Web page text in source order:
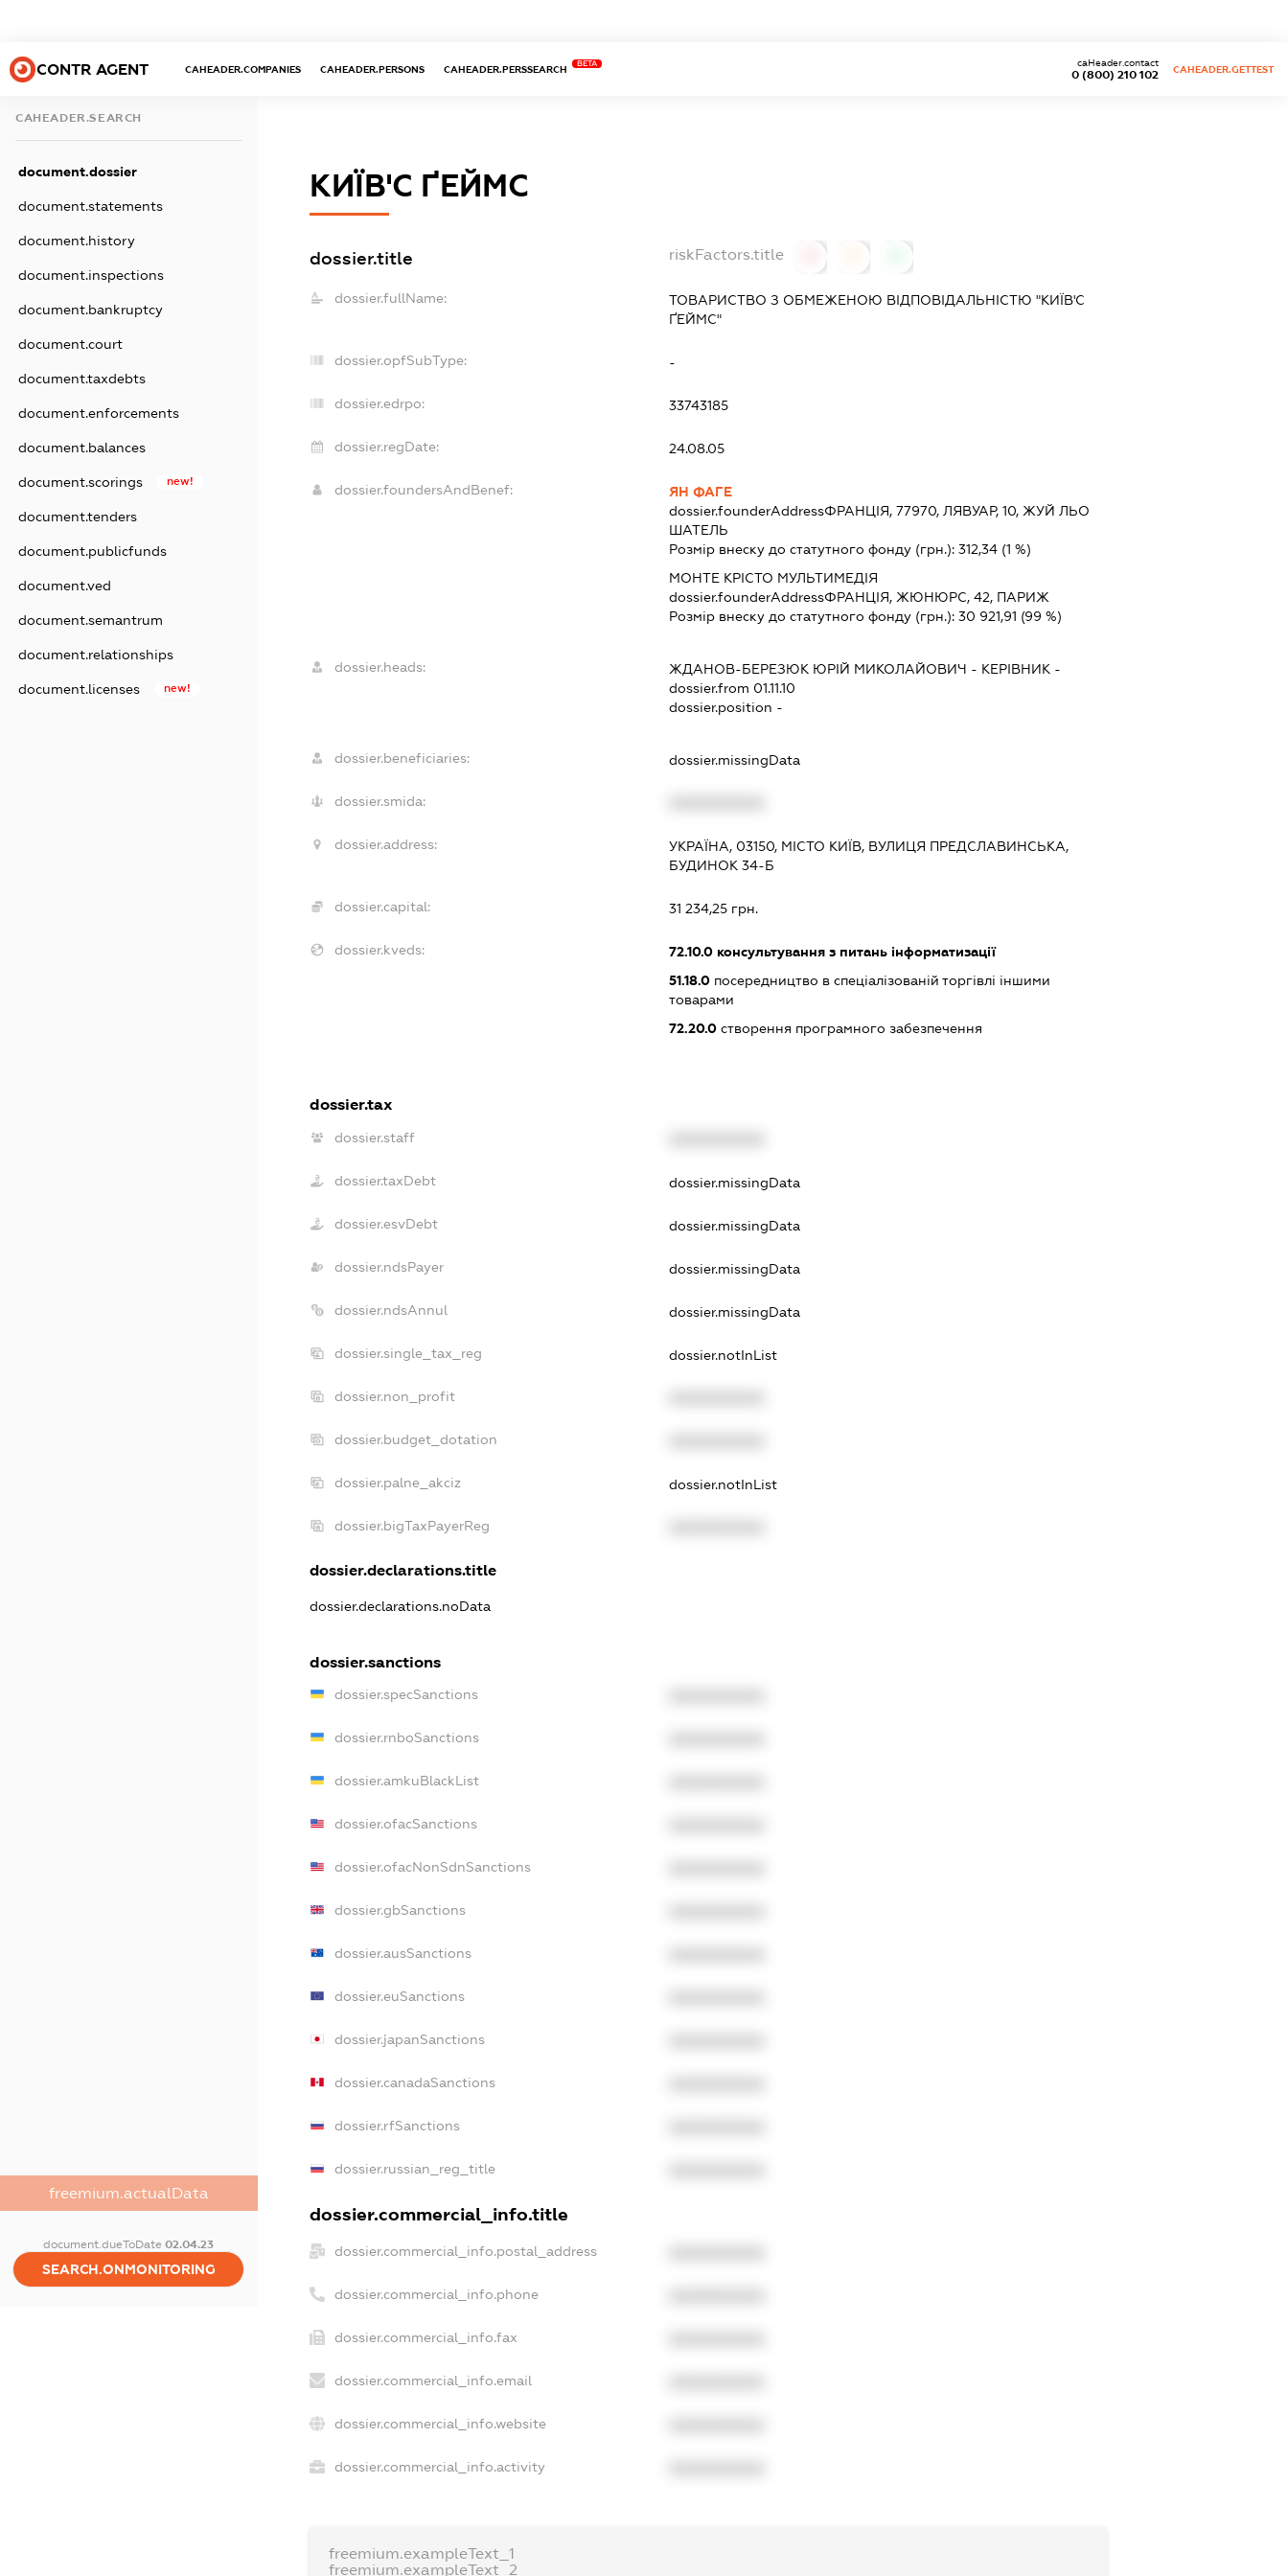
CONTR AGENT CAHEADER.COMPANIES CAHEADER.PERSONS CAHEADER.PERSSEARCH
BETA
0 (800) 210 102
caHeader.contact
CAHEADER.GETTEST
CAHEADER.SEARCH
document.dossier
document.statements
document.history
document.inspections
document.bankruptcy
document.court
document.taxdebts
document.enforcements
document.balances
document.scorings new!
document.tenders
document.publicfunds
document.ved
document.semantrum
document.relationships
document.licenses new!
freemium.actualData
document.dueToDate02.04.23
SEARCH.ONMONITORING
КИЇВ'С ҐЕЙМС
dossier.title riskFactors.title
dossier.fullName:
ТОВАРИСТВО З ОБМЕЖЕНОЮ ВІДПОВІДАЛЬНІСТЮ "КИЇВ'С
ҐЕЙМС"
dossier.opfSubType: -
dossier.edrpo: 33743185
dossier.regDate: 24.08.05
dossier.foundersAndBenef:
ЯН ФАГЕ
dossier.founderAddressФРАНЦІЯ, 77970, ЛЯВУАР, 10, ЖУЙ ЛЬО
ШАТЕЛЬ
Розмір внеску до статутного фонду (грн.): 312,34(1 %)
МОНТЕ КРІСТО МУЛЬТИМЕДІЯ
dossier.founderAddressФРАНЦІЯ, ЖЮНЮРС, 42, ПАРИЖ
Розмір внеску до статутного фонду (грн.): 30 921,91 (99 %)
dossier.heads: ЖДАНОВ-БЕРЕЗЮК ЮРІЙ МИКОЛАЙОВИЧ - КЕРІВНИК -
dossier.from 01.11.10
dossier.position -
dossier.beneficiaries: dossier.missingData
dossier.smida:
dossier.address:
УКРАЇНА, 03150, МІСТО КИЇВ, ВУЛИЦЯ ПРЕДСЛАВИНСЬКА,
БУДИНОК 34-Б
dossier.capital: 31 234,25 грн.
dossier.kveds: 72.10.0консультування з питань інформатизації
51.18.0посередництво в спеціалізованій торгівлі іншими
товарами
72.20.0створення програмного забезпечення
dossier.tax
dossier.staff
dossier.taxDebt dossier.missingData
dossier.esvDebt dossier.missingData
dossier.ndsPayer dossier.missingData
dossier.ndsAnnul dossier.missingData
dossier.single_tax_reg dossier.notInList
dossier.non_profit
dossier.budget_dotation
dossier.palne_akciz dossier.notInList
dossier.bigTaxPayerReg
dossier.declarations.title
dossier.declarations.noData
dossier.sanctions
dossier.specSanctions
dossier.rnboSanctions
dossier.amkuBlackList
dossier.ofacSanctions
dossier.ofacNonSdnSanctions
dossier.gbSanctions
dossier.ausSanctions
dossier.euSanctions
dossier.japanSanctions
dossier.canadaSanctions
dossier.rfSanctions
dossier.russian_reg_title
dossier.commercial_info.title
dossier.commercial_info.postal_address
dossier.commercial_info.phone
dossier.commercial_info.fax
dossier.commercial_info.email
dossier.commercial_info.website
dossier.commercial_info.activity
freemium.exampleText_1
freemium.exampleText_2